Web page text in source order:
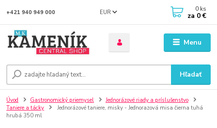
Menu
EUR
Hľadať
+421 940 949 000 0 ks
za 0 €
Úvod Gastronomický priemysel
Jednorázové riady a príslušenstvo
Taniere a tácky
Jednorázové taniere, misky - Jednorazová misa čierna tuhá
hrubá 350 ml